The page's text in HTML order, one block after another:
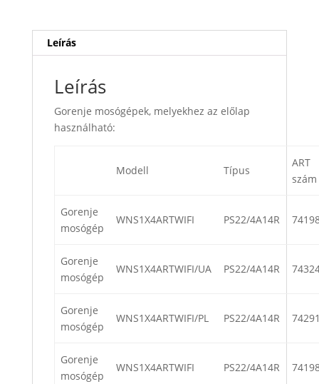
Leírás
Leírás
Gorenje mosógépek, melyekhez az előlap
használható:
Modell Típus
ART
szám
Gorenje
mosógép
WNS1X4ARTWIFI PS22/4A14R
Gorenje
mosógép
WNS1X4ARTWIFI/UA PS22/4A14R
Gorenje
mosógép
WNS1X4ARTWIFI/PL PS22/4A14R
Gorenje
mosógép
WNS1X4ARTWIFI PS22/4A14R